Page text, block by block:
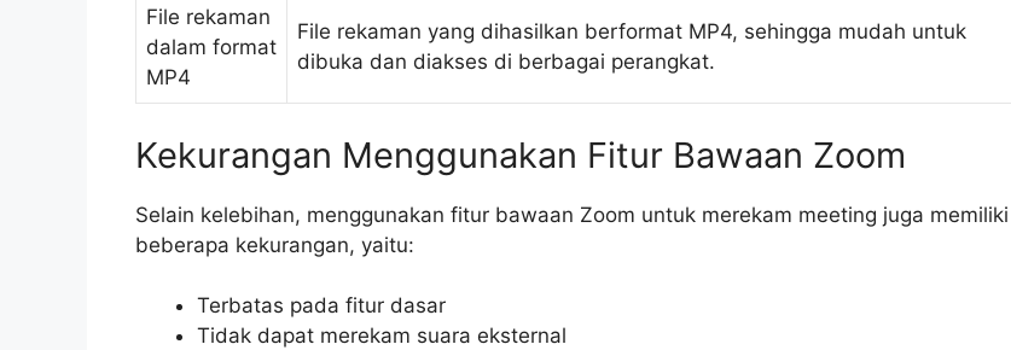
File rekaman
dalam format
MP4
File rekaman yang dihasilkan berformat MP4, sehingga mudah untuk
dibuka dan diakses di berbagai perangkat.
Kekurangan Menggunakan Fitur Bawaan Zoom
Selain kelebihan, menggunakan fitur bawaan Zoom untuk merekam meeting juga memiliki
beberapa kekurangan, yaitu:
Terbatas pada fitur dasar
Tidak dapat merekam suara eksternal